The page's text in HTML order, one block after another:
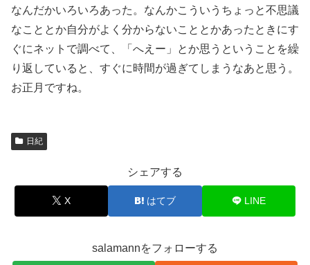
なんだかいろいろあった。なんかこういうちょっと不思議
なこととか自分がよく分からないこととかあったときにす
ぐにネットで調べて、「へえー」とか思うということを繰
り返していると、すぐに時間が過ぎてしまうなあと思う。
お正月ですね。
日紀
シェアする
X はてブ LINE
salamannをフォローする